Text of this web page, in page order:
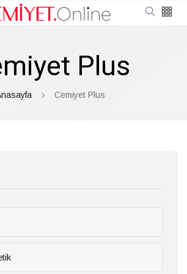
Plus
Cemiyet Plus